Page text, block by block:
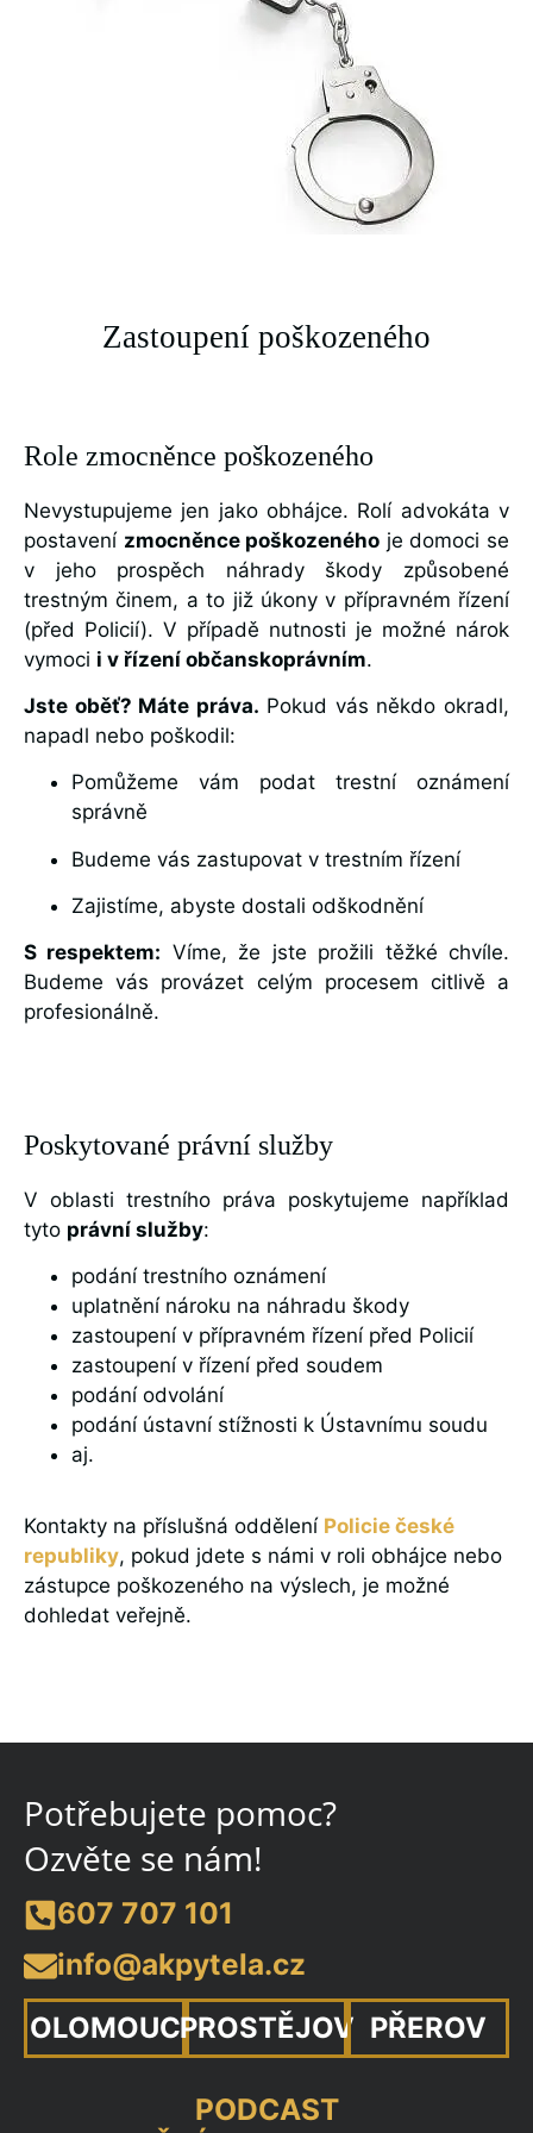
Zastoupení poškozeného
Role zmocněnce poškozeného
Nevystupujeme jen jako obhájce. Rolí advokáta v
postavení zmocněnce poškozeného je domoci se
v jeho prospěch náhrady škody způsobené
trestným činem, a to již úkony v přípravném řízení
(před Policií). V případě nutnosti je možné nárok
vymoci i v řízení občanskoprávním.
Jste oběť? Máte práva. Pokud vás někdo okradl,
napadl nebo poškodil:
Pomůžeme vám podat trestní oznámení
správně
Budeme vás zastupovat v trestním řízení
Zajistíme, abyste dostali odškodnění
S respektem: Víme, že jste prožili těžké chvíle.
Budeme vás provázet celým procesem citlivě a
profesionálně.
Poskytované právní služby
V oblasti trestního práva poskytujeme například
tyto právní služby:
podání trestního oznámení
uplatnění nároku na náhradu škody
zastoupení v přípravném řízení před Policií
zastoupení v řízení před soudem
podání odvolání
podání ústavní stížnosti k Ústavnímu soudu
aj.
Kontakty na příslušná oddělení Policie české
republiky, pokud jdete s námi v roli obhájce nebo
zástupce poškozeného na výslech, je možné
dohledat veřejně.
Potřebujete pomoc?
Ozvěte se nám!
607 707 101
info@akpytela.cz
OLOMOUCPROSTĚJOV PŘEROV
PODCAST